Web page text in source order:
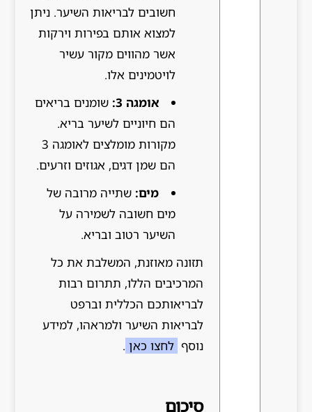
חשובים לבריאות השיער. ניתן
למצוא אותם בפירות וירקות
אשר מהווים מקור עשיר
לויטמינים אלו.
אומגה 3:
שומנים בריאים
הם חיוניים לשיער בריא.
מקורות מומלצים לאומגה 3
הם שמן דגים, אגוזים וזרעים.
מים: שתייה מרובה של
מים חשובה לשמירה על
השיער רטוב ובריא.
תזונה מאוזנת, המשלבת את כל
המרכיבים הללו, תתרום רבות
לבריאותכם הכללית וברפט
לבריאות השיער ולמראהו, למידע
נוסף לחצו כאן .
סיכום